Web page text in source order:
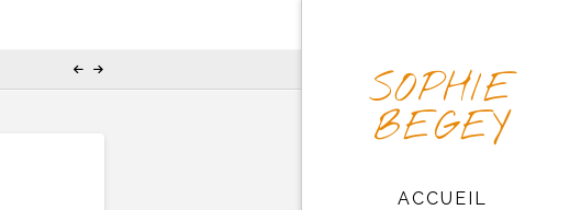
SOPHIE
BEGEY
ACCUEIL